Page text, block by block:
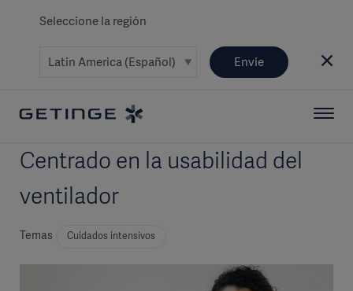
Seleccione la región
Envíe
Centrado en la usabilidad del
ventilador
Temas Cuidados intensivos